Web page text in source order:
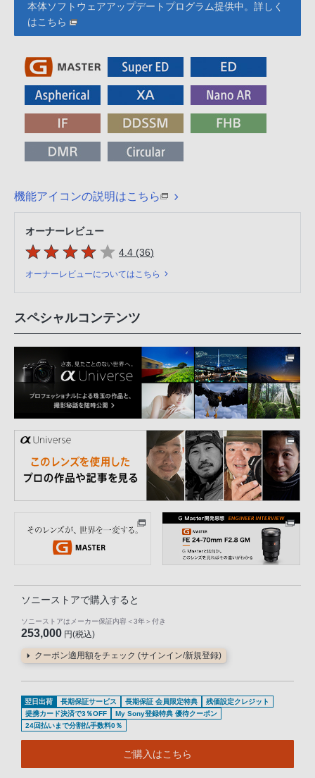
本体ソフトウェアアップデートプログラム提供中。詳しく
はこちら
機能アイコンの説明はこちら
オーナーレビュー
5つの星のうち
4.4 (36件のレビュー
)
オーナーレビューについてはこちら
スペシャルコンテンツ
ソニーストアで購入すると
ソニーストアはメーカー保証内容 ＜3年＞ 付き
253,000 円(税込)
クーポン適用額をチェック (サインイン/新規登録)
翌日出荷 長期保証サービス 長期保証 会員限定特典
残価設定クレジット
提携カード決済で3％OFF
My Sony登録特典 優待クーポン
24回払いまで分割払手数料0％
ご購入はこちら